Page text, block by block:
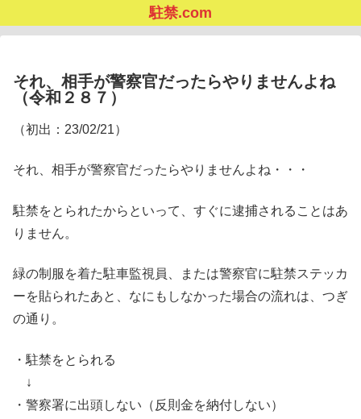
駐禁.com
それ、相手が警察官だったらやりませんよね
（令和２８７）
（初出：23/02/21）
それ、相手が警察官だったらやりませんよね・・・
駐禁をとられたからといって、すぐに逮捕されることはあ
りません。
緑の制服を着た駐車監視員、または警察官に駐禁ステッカ
ーを貼られたあと、なにもしなかった場合の流れは、つぎ
の通り。
・駐禁をとられる
↓
・警察署に出頭しない（反則金を納付しない）